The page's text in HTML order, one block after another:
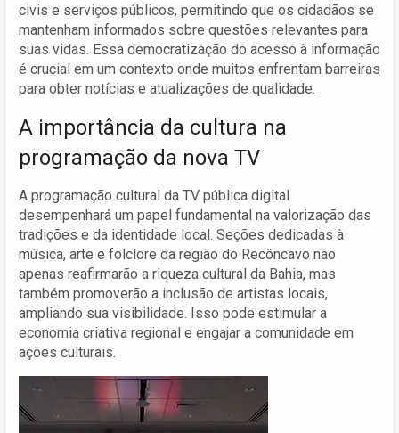
civis e serviços públicos, permitindo que os cidadãos se
mantenham informados sobre questões relevantes para
suas vidas. Essa democratização do acesso à informação
é crucial em um contexto onde muitos enfrentam barreiras
para obter notícias e atualizações de qualidade.
A importância da cultura na
programação da nova TV
A programação cultural da TV pública digital
desempenhará um papel fundamental na valorização das
tradições e da identidade local. Seções dedicadas à
música, arte e folclore da região do Recôncavo não
apenas reafirmarão a riqueza cultural da Bahia, mas
também promoverão a inclusão de artistas locais,
ampliando sua visibilidade. Isso pode estimular a
economia criativa regional e engajar a comunidade em
ações culturais.